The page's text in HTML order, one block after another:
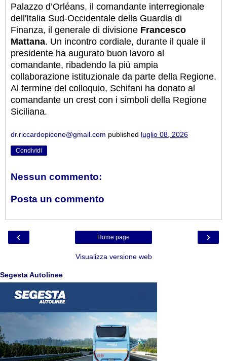
Palazzo d’Orléans, il comandante interregionale
dell'Italia Sud-Occidentale della Guardia di
Finanza, il generale di divisione Francesco
Mattana. Un incontro cordiale, durante il quale il
presidente ha augurato buon lavoro al
comandante, ribadendo la più ampia
collaborazione istituzionale da parte della Regione.
Al termine del colloquio, Schifani ha donato al
comandante un crest con i simboli della Regione
Siciliana.
dr.riccardopicone@gmail.com published luglio 08, 2026
Condividi
Nessun commento:
Posta un commento
‹ ›
Home page
Visualizza versione web
Segesta Autolinee